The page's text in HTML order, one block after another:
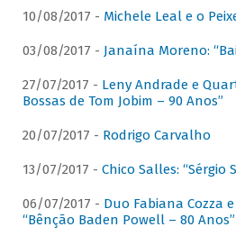
10/08/2017 - Michele Leal e o
03/08/2017 - Janaína Moreno:
27/07/2017 - Leny Andrade e
Bossas de Tom Jobim – 90 Anos”
20/07/2017 - Rodrigo Carvalho
13/07/2017 - Chico Salles: “Sérgio
06/07/2017 - Duo Fabiana Cozza
“Bênção Baden Powell – 80 Anos”